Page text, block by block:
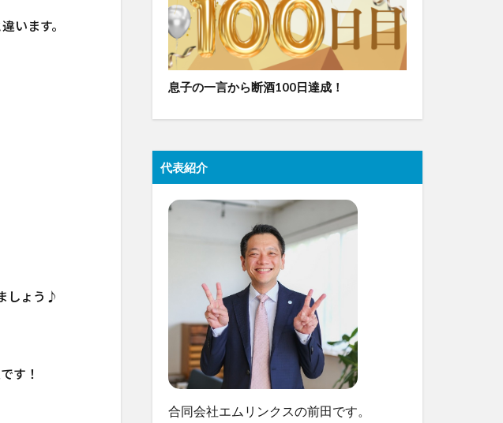
います。
しょう♪
す！
息子の一言から断酒100日達成！
代表紹介
合同会社エムリンクスの前田です。